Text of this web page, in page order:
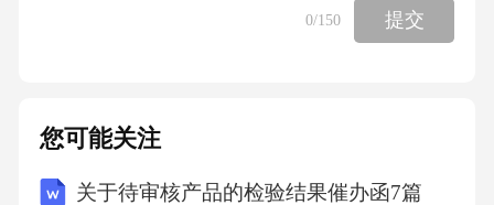
0/150 提交
您可能关注
关于待审核产品的检验结果催办函7篇